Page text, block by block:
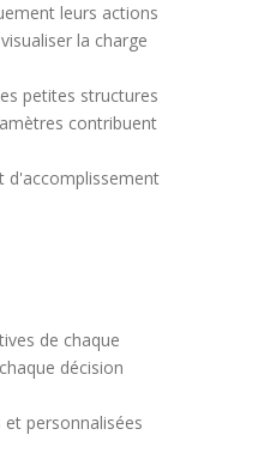
leurs actions
la charge
petites structures
contribuent
d'accomplissement
de chaque
décision
personnalisées